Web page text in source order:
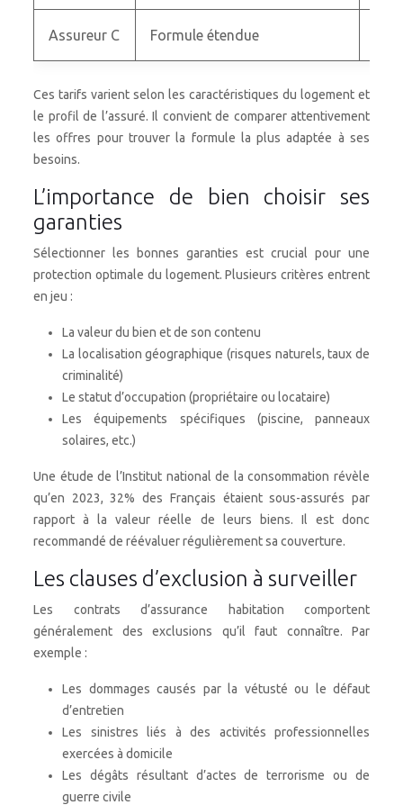
Assureur C Formule étendue
Ces tarifs varient selon les caractéristiques du logement et
le profil de l’assuré. Il convient de comparer attentivement
les offres pour trouver la formule la plus adaptée à ses
besoins.
L’importance de bien choisir ses
garanties
Sélectionner les bonnes garanties est crucial pour une
protection optimale du logement. Plusieurs critères entrent
en jeu :
La valeur du bien et de son contenu
La localisation géographique (risques naturels, taux de
criminalité)
Le statut d’occupation (propriétaire ou locataire)
Les équipements spécifiques (piscine, panneaux
solaires, etc.)
Une étude de l’Institut national de la consommation révèle
qu’en 2023, 32% des Français étaient sous-assurés par
rapport à la valeur réelle de leurs biens. Il est donc
recommandé de réévaluer régulièrement sa couverture.
Les clauses d’exclusion à surveiller
Les contrats d’assurance habitation comportent
généralement des exclusions qu’il faut connaître. Par
exemple :
Les dommages causés par la vétusté ou le défaut
d’entretien
Les sinistres liés à des activités professionnelles
exercées à domicile
Les dégâts résultant d’actes de terrorisme ou de
guerre civile